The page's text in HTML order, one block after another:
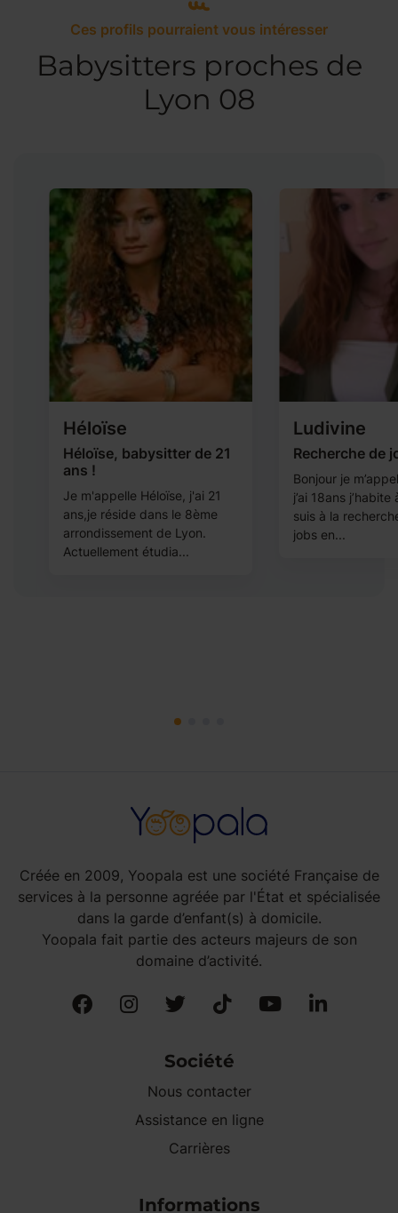
Ces profils pourraient vous intéresser
Babysitters proches de
Lyon 08
Héloïse
Héloïse, babysitter de 21
ans !
Je m'appelle Héloïse, j'ai 21
ans,je réside dans le 8ème
arrondissement de Lyon.
Actuellement étudia...
Ludivine
Recherche de
Bonjour je
j’ai 18ans
suis à la
jobs en...
Créée en 2009, Yoopala est une société Française de
services à la personne agréée par l'État et spécialisée
dans la garde d’enfant(s) à domicile.
Yoopala fait partie des acteurs majeurs de son
domaine d’activité.
Société
Nous contacter
Assistance en ligne
Carrières
Informations